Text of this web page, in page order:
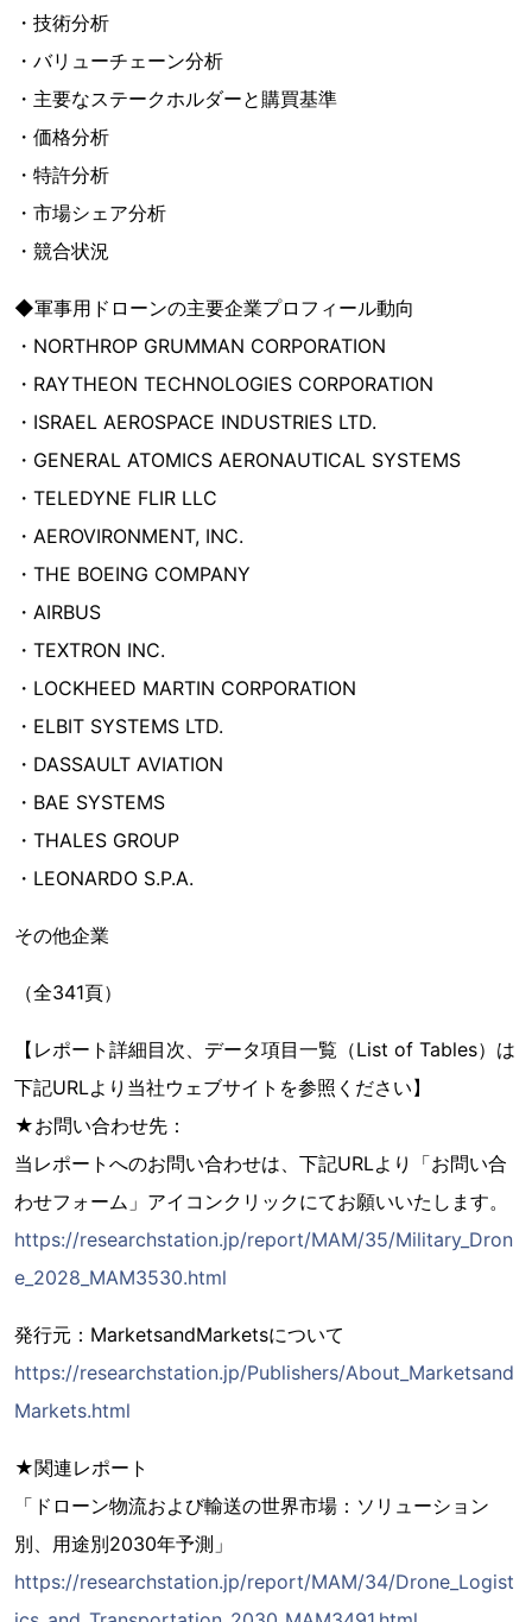
・技術分析
・バリューチェーン分析
・主要なステークホルダーと購買基準
・価格分析
・特許分析
・市場シェア分析
・競合状況
◆軍事用ドローンの主要企業プロフィール動向
・NORTHROP GRUMMAN CORPORATION
・RAYTHEON TECHNOLOGIES CORPORATION
・ISRAEL AEROSPACE INDUSTRIES LTD.
・GENERAL ATOMICS AERONAUTICAL SYSTEMS
・TELEDYNE FLIR LLC
・AEROVIRONMENT, INC.
・THE BOEING COMPANY
・AIRBUS
・TEXTRON INC.
・LOCKHEED MARTIN CORPORATION
・ELBIT SYSTEMS LTD.
・DASSAULT AVIATION
・BAE SYSTEMS
・THALES GROUP
・LEONARDO S.P.A.
その他企業
（全341頁）
【レポート詳細目次、データ項目一覧（List of Tables）は
下記URLより当社ウェブサイトを参照ください】
★お問い合わせ先：
当レポートへのお問い合わせは、下記URLより「お問い合
わせフォーム」アイコンクリックにてお願いいたします。
https://researchstation.jp/report/MAM/35/Military_Dron
e_2028_MAM3530.html
発行元：MarketsandMarketsについて
https://researchstation.jp/Publishers/About_Marketsand
Markets.html
★関連レポート
「ドローン物流および輸送の世界市場：ソリューション
別、用途別2030年予測」
https://researchstation.jp/report/MAM/34/Drone_Logist